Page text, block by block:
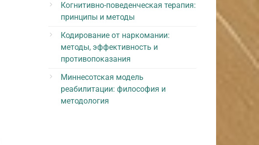
Когнитивно-поведенческая терапия:
принципы и методы
Кодирование от наркомании:
методы, эффективность и
противопоказания
Миннесотская модель
реабилитации: философия и
методология